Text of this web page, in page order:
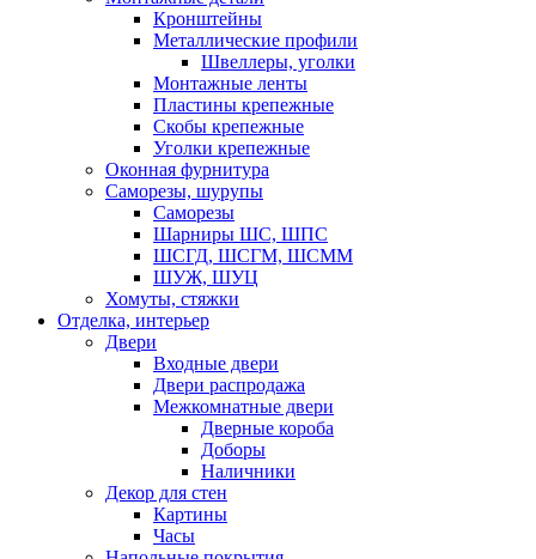
Кронштейны
Металлические профили
Швеллеры, уголки
Монтажные ленты
Пластины крепежные
Скобы крепежные
Уголки крепежные
Оконная фурнитура
Саморезы, шурупы
Саморезы
Шарниры ШС, ШПС
ШСГД, ШСГМ, ШСММ
ШУЖ, ШУЦ
Хомуты, стяжки
Отделка, интерьер
Двери
Входные двери
Двери распродажа
Межкомнатные двери
Дверные короба
Доборы
Наличники
Декор для стен
Картины
Часы